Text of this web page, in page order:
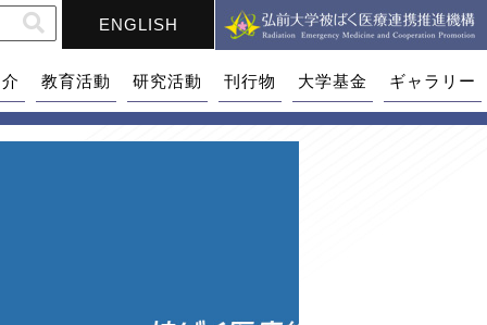
ENGLISH
教育活動 研究活動 刊行物 大学基金 ギャラリー